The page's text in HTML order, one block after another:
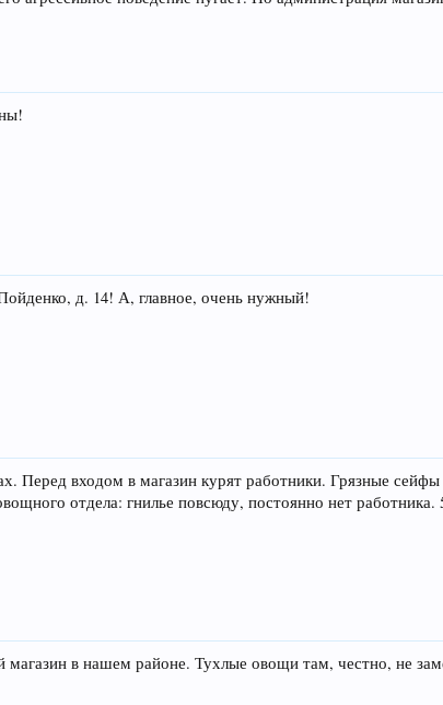
д. 14! А, главное, очень нужный!
Перед входом в магазин курят работники. Грязные
отдела: гнилье повсюду, постоянно нет
в нашем районе. Тухлые овощи там, честно, не